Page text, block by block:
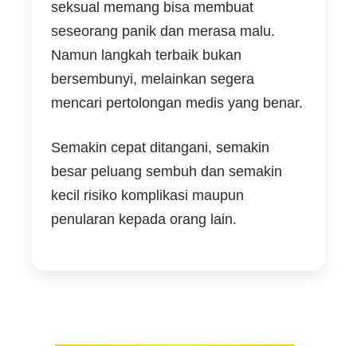
seksual memang bisa membuat
seseorang panik dan merasa malu.
Namun langkah terbaik bukan
bersembunyi, melainkan segera
mencari pertolongan medis yang benar.
Semakin cepat ditangani, semakin
besar peluang sembuh dan semakin
kecil risiko komplikasi maupun
penularan kepada orang lain.